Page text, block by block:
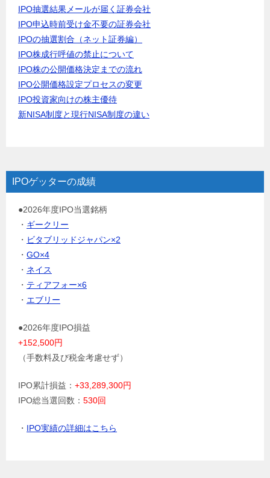
IPO抽選結果メールが届く証券会社
IPO申込時前受け金不要の証券会社
IPOの抽選割合（ネット証券編）
IPO株成行呼値の禁止について
IPO株の公開価格決定までの流れ
IPO公開価格設定プロセスの変更
IPO投資家向けの株主優待
新NISA制度と現行NISA制度の違い
IPOゲッターの成績
●2026年度IPO当選銘柄
・ ギークリー
・ ビタブリッドジャパン×2
・ GO×4
・ ネイス
・ ティアフォー×6
・ エブリー
●2026年度IPO損益
+152,500円
（手数料及び税金考慮せず）
IPO累計損益： +33,289,300円
IPO総当選回数： 530回
・ IPO実績の詳細はこちら